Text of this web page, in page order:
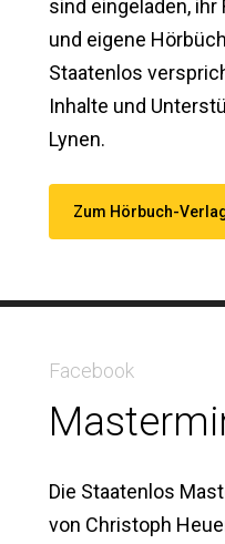
sind eingeladen,
und eigene
Staatenlos
Inhalte und
Lynen.
Zum Hörbuch-
Facebook
Die Staatenlos
von Christoph